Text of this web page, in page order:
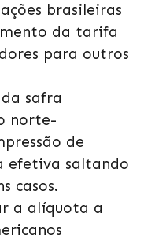
brasileiras
da tarifa
para outros
da safra
norte-
de
efetiva saltando
casos.
a alíquota a